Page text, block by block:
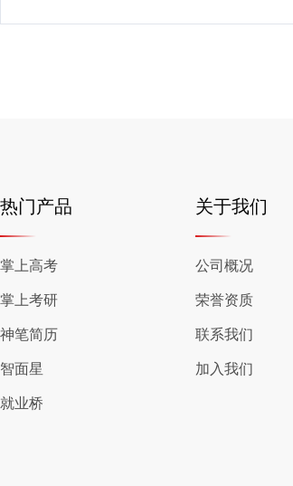
热门产品
掌上高考
掌上考研
神笔简历
智面星
就业桥
关于我们
公司概况
荣誉资质
联系我们
加入我们